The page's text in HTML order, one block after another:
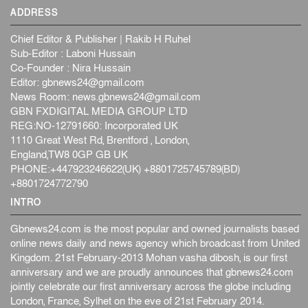
ADDRESS
Chief Editor & Publisher | Rakib H Ruhel
Sub-Editor : Laboni Hussain
Co-Founder : Nira Hussain
Editor: gbnews24@gmail.com
News Room: news.gbnews24@gmail.com
GBN FXDIGITAL MEDIA GROUP LTD
REG:NO-12791660: Incorporated UK
1110 Great West Rd, Brentford , London,
England,TW8 0GP GB UK
PHONE:+447923246622(UK) +8801725745789(BD)
+8801724772790
INTRO
Gbnews24.com is the most popular and owned journalists based
online news daily and news agency which broadcast from United
Kingdom. 21st February-2013 Mohan vasha dibosh, is our first
anniversary and we are proudly announces that gbnews24.com
jointly celebrate our first anniversary across the globe including
London, France, Sylhet on the eve of 21st February 2014.